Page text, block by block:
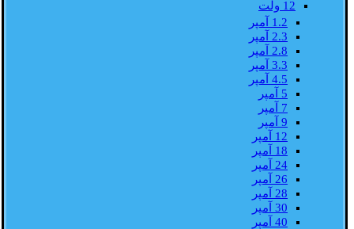
12 ولت
1.2 آمپر
2.3 آمپر
2.8 آمپر
3.3 آمپر
4.5 آمپر
5 آمپر
7 آمپر
9 آمپر
12 آمپر
18 آمپر
24 آمپر
26 آمپر
28 آمپر
30 آمپر
40 آمپر